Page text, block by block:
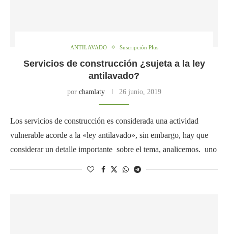
ANTILAVADO Suscripción Plus
Servicios de construcción ¿sujeta a la ley
antilavado?
por chamlaty 26 junio, 2019
Los servicios de construcción es considerada una actividad
vulnerable acorde a la «ley antilavado», sin embargo, hay que
considerar un detalle importante sobre el tema, analicemos. uno